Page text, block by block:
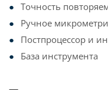
Точность
Ручное
Постпроцессор и
База инструмента